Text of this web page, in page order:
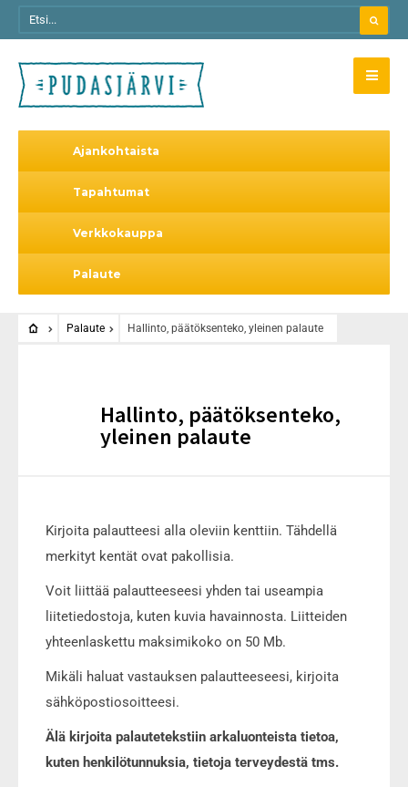
Ajankohtaista
Tapahtumat
Verkkokauppa
Palaute
Palaute Hallinto, päätöksenteko, yleinen palaute
Hallinto, päätöksenteko,
yleinen palaute
Kirjoita palautteesi alla oleviin kenttiin. Tähdellä
merkityt kentät ovat pakollisia.
Voit liittää palautteeseesi yhden tai useampia
liitetiedostoja, kuten kuvia havainnosta. Liitteiden
yhteenlaskettu maksimikoko on 50 Mb.
Mikäli haluat vastauksen palautteeseesi, kirjoita
sähköpostiosoitteesi.
Älä kirjoita palautetekstiin arkaluonteista tietoa,
kuten henkilötunnuksia, tietoja terveydestä tms.